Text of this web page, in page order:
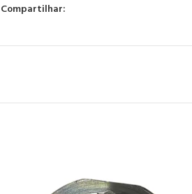
Compartilhar: